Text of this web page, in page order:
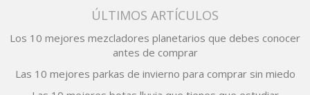
ÚLTIMOS ARTÍCULOS
Los 10 mejores mezcladores planetarios que debes conocer
antes de comprar
Las 10 mejores parkas de invierno para comprar sin miedo